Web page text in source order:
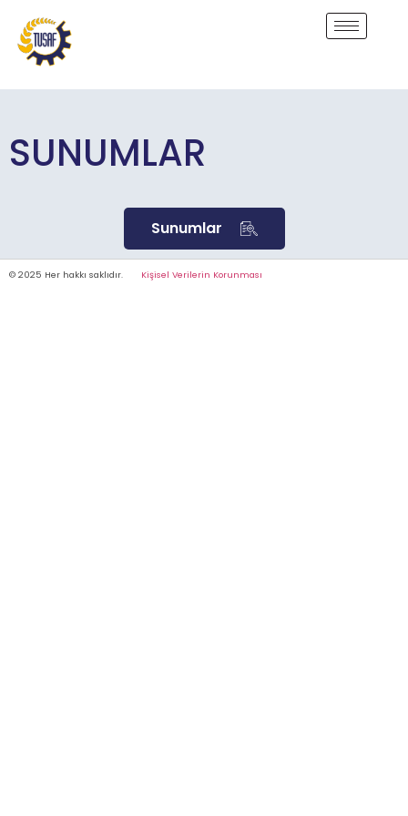
SUNUMLAR
Sunumlar
© 2025 Her hakkı saklıdır. Kişisel Verilerin Korunması